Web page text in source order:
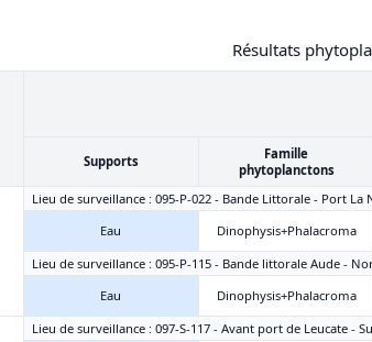
Résultats
Supports
Famille
phytoplanctons
Lieu de surveillance : 095-P-022 - Bande Littorale - Port La
Eau
Dinophysis+Phalacroma
Lieu de surveillance : 095-P-115 - Bande littorale Aude -
Eau
Dinophysis+Phalacroma
Lieu de surveillance : 097-S-117 - Avant port de Leucate -